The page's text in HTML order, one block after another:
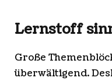
Lernstoff
Große
überwältigend.